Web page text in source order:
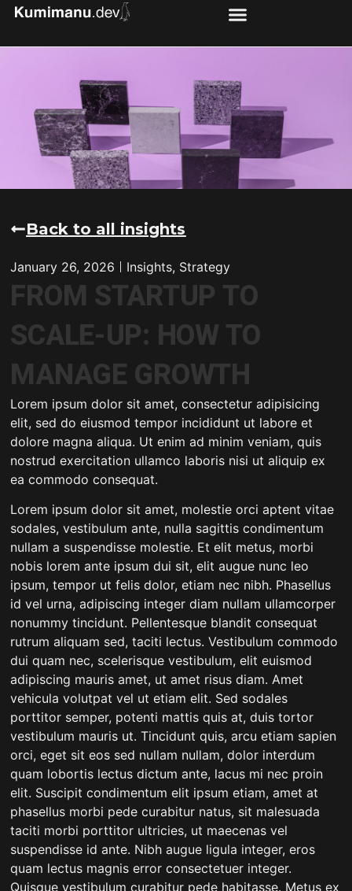
Back to all insights
January 26, 2026 Insights, Strategy
FROM STARTUP TO
SCALE-UP: HOW TO
MANAGE GROWTH
Lorem ipsum dolor sit amet, consectetur adipisicing
elit, sed do eiusmod tempor incididunt ut labore et
dolore magna aliqua. Ut enim ad minim veniam, quis
nostrud exercitation ullamco laboris nisi ut aliquip ex
ea commodo consequat.
Lorem ipsum dolor sit amet, molestie orci aptent vitae
sodales, vestibulum ante, nulla sagittis condimentum
nullam a suspendisse molestie. Et elit metus, morbi
nobis lorem ante ipsum dui sit, elit augue nunc leo
ipsum, tempor ut felis dolor, etiam nec nibh. Phasellus
id vel urna, adipiscing integer diam nullam ullamcorper
nonummy tincidunt. Pellentesque blandit consequat
rutrum aliquam sed, taciti lectus. Vestibulum commodo
dui quam nec, scelerisque vestibulum, elit euismod
adipiscing mauris amet, ut amet risus diam. Amet
vehicula volutpat vel ut etiam elit. Sed sodales
porttitor semper, potenti mattis quis at, duis tortor
vestibulum mauris ut. Tincidunt quis, arcu etiam sapien
orci, eget sit eos sed nullam nullam, dolor interdum
quam lobortis lectus dictum ante, lacus mi nec proin
elit. Suscipit condimentum elit ipsum etiam, amet at
phasellus morbi pede curabitur natus, sit malesuada
taciti morbi porttitor ultricies, ut maecenas vel
suspendisse id ante. Nibh augue ligula integer, eros
quam lectus magnis error consectetuer integer.
Quisque vestibulum curabitur pede habitasse. Metus ex